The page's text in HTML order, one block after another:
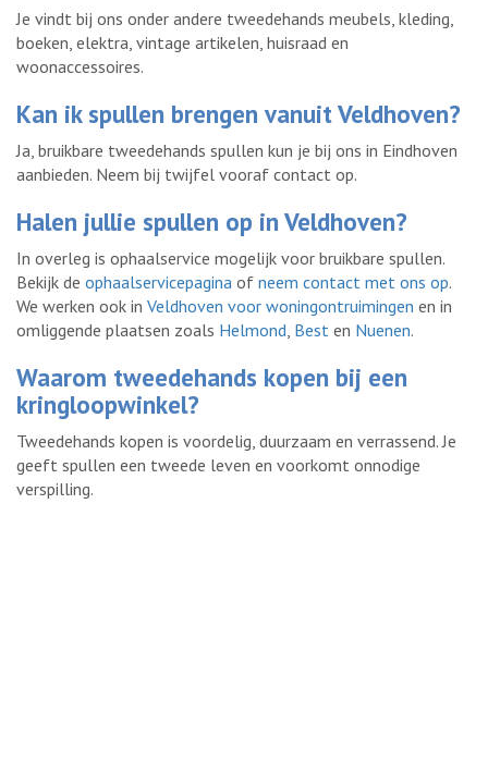
Je vindt bij ons onder andere tweedehands meubels, kleding,
boeken, elektra, vintage artikelen, huisraad en
woonaccessoires.
Kan ik spullen brengen vanuit Veldhoven?
Ja, bruikbare tweedehands spullen kun je bij ons in Eindhoven
aanbieden. Neem bij twijfel vooraf contact op.
Halen jullie spullen op in Veldhoven?
In overleg is ophaalservice mogelijk voor bruikbare spullen.
Bekijk de ophaalservicepagina of neem contact met ons op.
We werken ook in Veldhoven voor woningontruimingen en in
omliggende plaatsen zoals Helmond Best en Nuenen.
Waarom tweedehands kopen bij een
kringloopwinkel?
Tweedehands kopen is voordelig, duurzaam en verrassend. Je
geeft spullen een tweede leven en voorkomt onnodige
verspilling.